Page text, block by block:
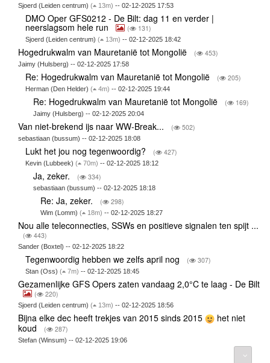
Sjoerd (Leiden centrum) ( 13m) -- 02-12-2025 17:53
DMO Oper GFS0212 - De Bilt: dag 11 en verder |
neerslagsom hele run ( 131)
Sjoerd (Leiden centrum)( 13m) -- 02-12-2025 18:42
Hogedrukwalm van Mauretanië tot Mongolië ( 453)
Jaimy (Hulsberg) -- 02-12-2025 17:58
Re: Hogedrukwalm van Mauretanië tot Mongolië ( 205)
Herman (Den Helder)( 4m) -- 02-12-2025 19:44
Re: Hogedrukwalm van Mauretanië tot Mongolië ( 169)
Jaimy (Hulsberg) -- 02-12-2025 20:04
Van niet-brekend ijs naar WW-Break... ( 502)
sebastiaan (bussum) -- 02-12-2025 18:08
Lukt het jou nog tegenwoordig? ( 427)
Kevin (Lubbeek)( 70m) -- 02-12-2025 18:12
Ja, zeker. ( 334)
sebastiaan (bussum) -- 02-12-2025 18:18
Re: Ja, zeker. ( 298)
Wim (Lomm)( 18m) -- 02-12-2025 18:27
Nou alle teleconnecties, SSWs en positieve signalen ten spijt ...
( 443)
Sander (Boxtel) -- 02-12-2025 18:22
Tegenwoordig hebben we zelfs april nog ( 307)
Stan (Oss)( 7m) -- 02-12-2025 18:45
Gezamenlijke GFS Opers zaten vandaag 2,0°C te laag - De Bilt
( 220)
Sjoerd (Leiden centrum) ( 13m) -- 02-12-2025 18:56
Bijna elke dec heeft trekjes van 2015 sinds 2015
het niet
koud
( 287)
Stefan (Winsum) -- 02-12-2025 19:06